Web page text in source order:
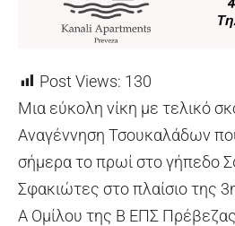
Post Views: 130
Μια εύκολη νίκη με τελικό
Αναγέννηση Τσουκαλάδων
σήμερα το πρωί στο γήπεδο
Σφακιώτες στο πλαίσιο της
Α Ομίλου της Β ΕΠΣ